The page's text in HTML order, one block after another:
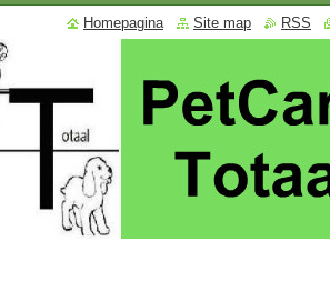
Homepagina Site map RSS